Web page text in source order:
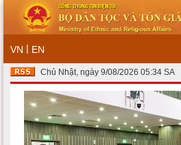
VN | EN
Chủ Nhật, ngày 9/08/2026 05:34 SA